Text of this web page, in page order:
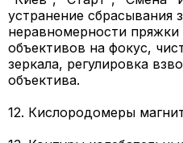
устранение сбрасывания
неравномерности пряжки
объективов на фокус,
зеркала, регулировка
объектива.
12. Кислородомеры